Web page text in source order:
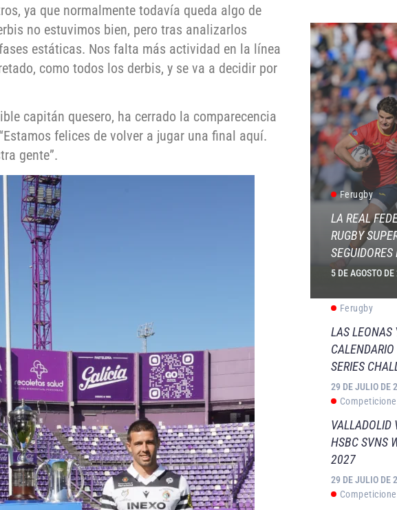
ya que normalmente todavía queda algo de
no estuvimos bien, pero tras analizarlos
estáticas. Nos falta más actividad en la línea
como todos los derbis, y se va a decidir por
capitán quesero, ha cerrado la comparecencia
felices de volver a jugar una final aquí.
gente”.
Ferugby
LA REAL
RUGBY
5 DE AGOSTO
Ferugby
LAS LEONAS
SERIES
29 DE JULIO DE
VALLADOLID
HSBC SVNS
2027
29 DE JULIO DE